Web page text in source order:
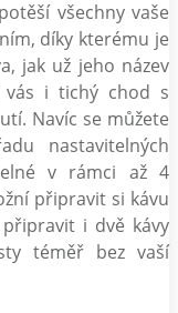
všechny vaše
díky kterému je
jak už jeho název
vás i tichý chod s
Navíc se můžete
nastavitelných
v rámci až 4
připravit si kávu
i dvě kávy
téměř bez vaší